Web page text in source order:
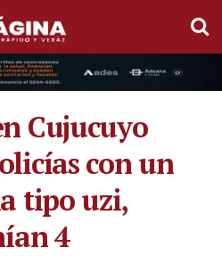
Cujucuyo
con un
tipo uzi,
4